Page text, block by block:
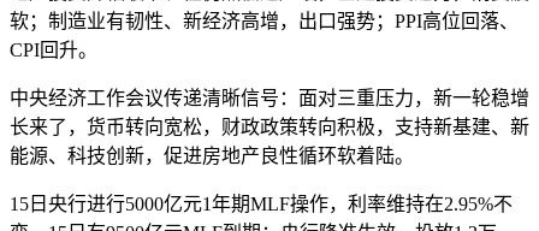
软；制造业有韧性、新经济高增，出口强势；PPI高位回落、
CPI回升。
中央经济工作会议传递清晰信号：面对三重压力，新一轮稳增
长来了，货币转向宽松，财政政策转向积极，支持新基建、新
能源、科技创新，促进房地产良性循环软着陆。
15日央行进行5000亿元1年期MLF操作，利率维持在2.95%不